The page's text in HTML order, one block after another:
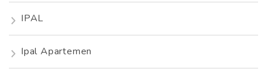
IPAL
Ipal Apartemen